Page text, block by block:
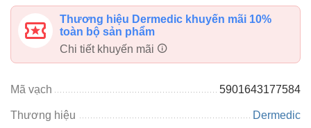
Thương hiệu Dermedic khuyến mãi 10%
toàn bộ sản phẩm
Chi tiết khuyến mãi
Mã vạch 5901643177584
Thương hiệu Dermedic